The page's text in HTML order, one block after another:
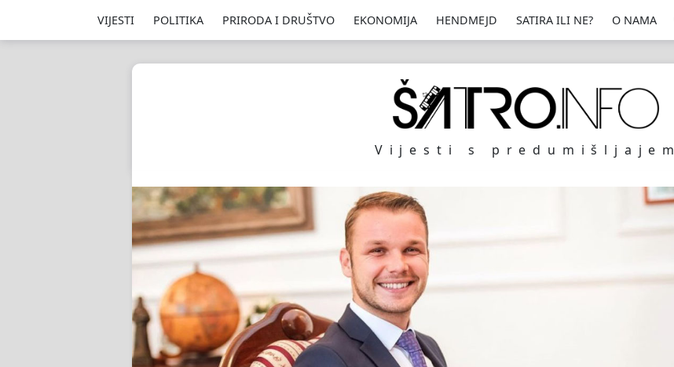
VIJESTI POLITIKA PRIRODA I DRUŠTVO EKONOMIJA HENDMEJD SATIRA ILI NE? O NAMA
Vijesti s predumišljajem